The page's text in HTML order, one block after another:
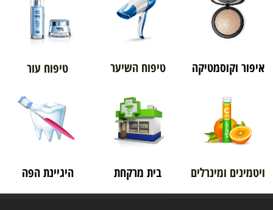
איפור וקוסמטיקה טיפוח השיער טיפוח עור
ויטמינים ומינרלים בית מרקחת היגיינת הפה